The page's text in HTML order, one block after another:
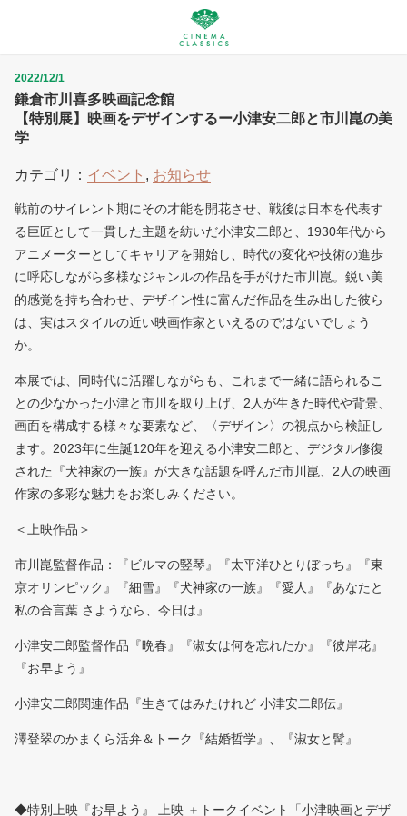
鎌倉市川喜多映画記念館
【特別展】映画をデザインするー小津安二郎と市川崑の美
学
2022/12/1
カテゴリ： イベント , お知らせ
戦前のサイレント期にその才能を開花させ、戦後は日本を代表す
る巨匠として一貫した主題を紡いだ小津安二郎と、1930年代から
アニメーターとしてキャリアを開始し、時代の変化や技術の進歩
に呼応しながら多様なジャンルの作品を手がけた市川崑。鋭い美
的感覚を持ち合わせ、デザイン性に富んだ作品を生み出した彼ら
は、実はスタイルの近い映画作家といえるのではないでしょう
か。
本展では、同時代に活躍しながらも、これまで一緒に語られるこ
との少なかった小津と市川を取り上げ、2人が生きた時代や背景、
画面を構成する様々な要素など、〈デザイン〉の視点から検証し
ます。2023年に生誕120年を迎える小津安二郎と、デジタル修復
された『犬神家の一族』が大きな話題を呼んだ市川崑、2人の映画
作家の多彩な魅力をお楽しみください。
＜上映作品＞
市川崑監督作品：『ビルマの竪琴』『太平洋ひとりぼっち』『東
京オリンピック』『細雪』『犬神家の一族』『愛人』『あなたと
私の合言葉 さようなら、今日は』
小津安二郎監督作品『晩春』『淑女は何を忘れたか』『彼岸花』
『お早よう』
小津安二郎関連作品『生きてはみたけれど 小津安二郎伝』
澤登翠のかまくら活弁＆トーク『結婚哲学』、『淑女と髯』
◆特別上映『お早よう』 上映 ＋トークイベント「小津映画とデザ